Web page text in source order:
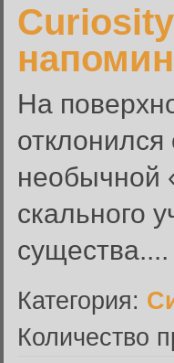
На
необычной
скального
существа....
Категория:
Количество